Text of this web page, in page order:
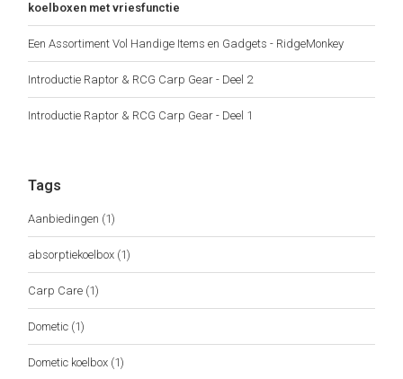
koelboxen met vriesfunctie
Een Assortiment Vol Handige Items en Gadgets - RidgeMonkey
Introductie Raptor & RCG Carp Gear - Deel 2
Introductie Raptor & RCG Carp Gear - Deel 1
Tags
Aanbiedingen (1)
absorptiekoelbox (1)
Carp Care (1)
Dometic (1)
Dometic koelbox (1)